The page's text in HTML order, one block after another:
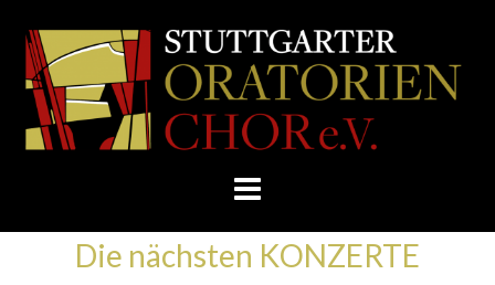
Skip
E.V.
Home Proben Zurück aus New York
Die nächsten KONZERTE